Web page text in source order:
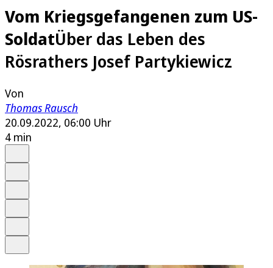
Vom Kriegsgefangenen zum US-
SoldatÜber das Leben des
Rösrathers Josef Partykiewicz
Von
Thomas Rausch
20.09.2022, 06:00 Uhr
4 min